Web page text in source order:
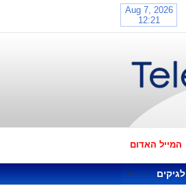
המייל האדום
לגיקים